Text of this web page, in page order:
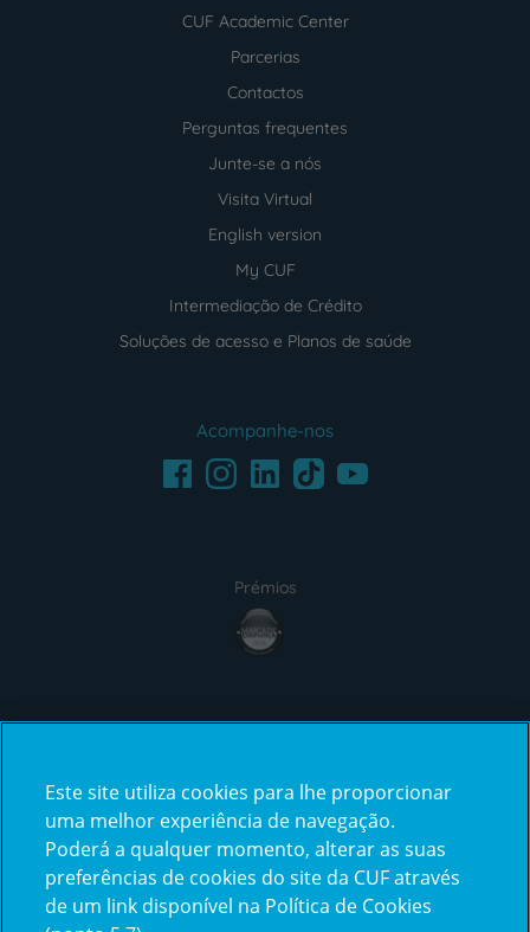
CUF Academic Center
Parcerias
Contactos
Perguntas frequentes
Junte-se a nós
Visita Virtual
English version
My CUF
Intermediação de Crédito
Soluções de acesso e Planos de saúde
Acompanhe-nos
FacebookInstagramLinkedInTikTokYoutube
Prémios
award4
certification2certification3
Este site utiliza cookies para lhe proporcionar
uma melhor experiência de navegação.
Poderá a qualquer momento, alterar as suas
preferências de cookies do site da CUF através
de um link disponível na Política de Cookies